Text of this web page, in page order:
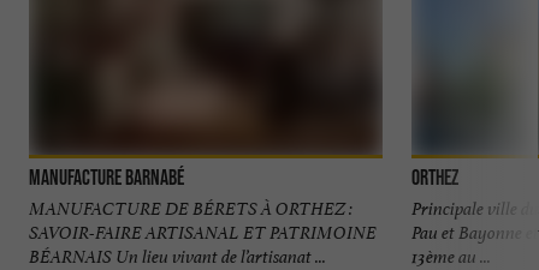
Manufacture Barnabé
MANUFACTURE DE BÉRETS À ORTHEZ :
SAVOIR-FAIRE ARTISANAL ET PATRIMOINE
BÉARNAIS Un lieu vivant de l’artisanat ...
Orthez
Principale ville du
Pau et Bayonne
13ème au ...